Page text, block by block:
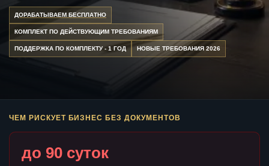
ДОРАБАТЫВАЕМ БЕСПЛАТНО
КОМПЛЕКТ ПО ДЕЙСТВУЮЩИМ ТРЕБОВАНИЯМ
ПОДДЕРЖКА ПО КОМПЛЕКТУ - 1 ГОД НОВЫЕ ТРЕБОВАНИЯ 2026
ЧЕМ РИСКУЕТ БИЗНЕС БЕЗ ДОКУМЕНТОВ
до 90 суток